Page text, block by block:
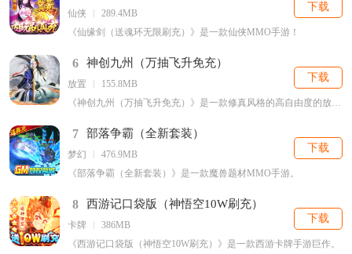
仙侠
289.4MB
《仙缘剑（送魂环无限刷充）》是一款仙侠MMO手游！
下载
6 神创九州（万抽飞升免充）
放置
155.8MB
《神创九州（万抽飞升免充）》是一款修真风格的高自由度的放置游戏。
下载
7 部落争霸（全新套装）
梦幻
476.9MB
《部落争霸（全新套装）》是一款魔兽题材MMO手游。
下载
8 西游记口袋版（神悟空10W刷充）
卡牌
386MB
《西游记口袋版（神悟空10W刷充）》是一款西游卡牌手游巨作。
下载